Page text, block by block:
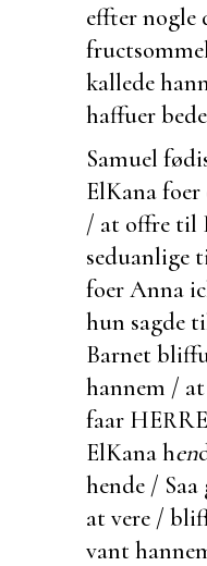
effter nogle
kallede
haffuer
Samuel
ElKanafoer
/ at offre til
seduanlige
foer Anna
hun sagde
Barnet
hannem /
faar
ElKana hen
hende /
at vere /
vant